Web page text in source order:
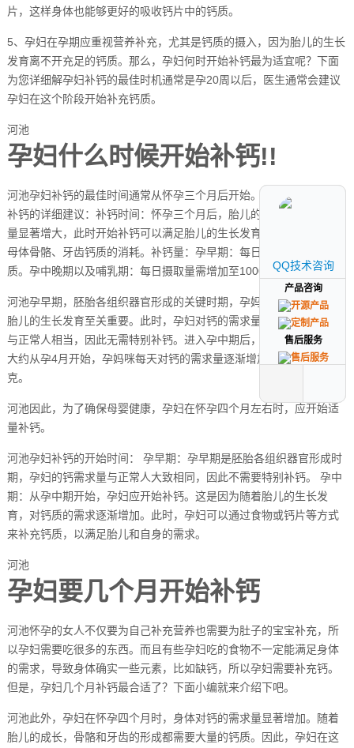
片，这样身体也能够更好的吸收钙片中的钙质。
5、孕妇在孕期应重视营养补充，尤其是钙质的摄入，因为胎儿的生长
发育离不开充足的钙质。那么，孕妇何时开始补钙最为适宜呢？下面
为您详细解孕妇补钙的最佳时机通常是孕20周以后，医生通常会建议
孕妇在这个阶段开始补充钙质。
河池
孕妇什么时候开始补钙!!
河池孕妇补钙的最佳时间通常从怀孕三个月后开始。以下是关于孕期
补钙的详细建议：补钙时间：怀孕三个月后，胎儿的生长对钙的需求
量显著增大，此时开始补钙可以满足胎儿的生长发育需求，同时避免
母体骨骼、牙齿钙质的消耗。补钙量：孕早期：每日摄取800毫克钙
质。孕中晚期以及哺乳期：每日摄取量需增加至1000毫克。
河池孕早期，胚胎各组织器官形成的关键时期，孕妈咪的营养状况对
胎儿的生长发育至关重要。此时，孕妇对钙的需求量并未显著增加，
与正常人相当，因此无需特别补钙。进入孕中期后，情况开始变化。
大约从孕4月开始，孕妈咪每天对钙的需求量逐渐增加到1000-1200毫
克。
河池因此，为了确保母婴健康，孕妇在怀孕四个月左右时，应开始适
量补钙。
河池孕妇补钙的开始时间： 孕早期：孕早期是胚胎各组织器官形成时
期，孕妇的钙需求量与正常人大致相同，因此不需要特别补钙。 孕中
期：从孕中期开始，孕妇应开始补钙。这是因为随着胎儿的生长发
育，对钙质的需求逐渐增加。此时，孕妇可以通过食物或钙片等方式
来补充钙质，以满足胎儿和自身的需求。
河池
孕妇要几个月开始补钙
河池怀孕的女人不仅要为自己补充营养也需要为肚子的宝宝补充，所
以孕妇需要吃很多的东西。而且有些孕妇吃的食物不一定能满足身体
的需求，导致身体确实一些元素，比如缺钙，所以孕妇需要补充钙。
但是，孕妇几个月补钙最合适了？下面小编就来介绍下吧。
河池此外，孕妇在怀孕四个月时，身体对钙的需求量显著增加。随着
胎儿的成长，骨骼和牙齿的形成都需要大量的钙质。因此，孕妇在这
QQ技术咨询
产品咨询
售后服务
QQ技术咨询
产品咨询
售后服务